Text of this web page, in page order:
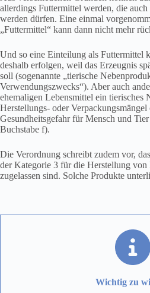
allerdings Futtermittel werden, die
werden dürfen. Eine einmal
„Futtermittel“ kann dann nicht mehr
Und so eine Einteilung als Futtermittel
deshalb erfolgen, weil das Erzeugnis
soll (sogenannte „tierische
Verwendungszwecks“). Aber auch
ehemaligen Lebensmittel ein tierisches
Herstellungs- oder
Gesundheitsgefahr für Mensch und
Buchstabe f).
Die Verordnung schreibt zudem vor,
der Kategorie 3 für die Herstellung
zugelassen sind. Solche Produkte
Wichtig zu